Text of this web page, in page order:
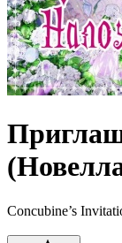
Concubine’s